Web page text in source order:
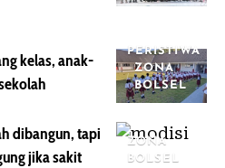
PERISTIWA
ZONA
BOLSEL
kelas, anak-
ZONA
BOLSEL
dibangun, tapi
jika sakit